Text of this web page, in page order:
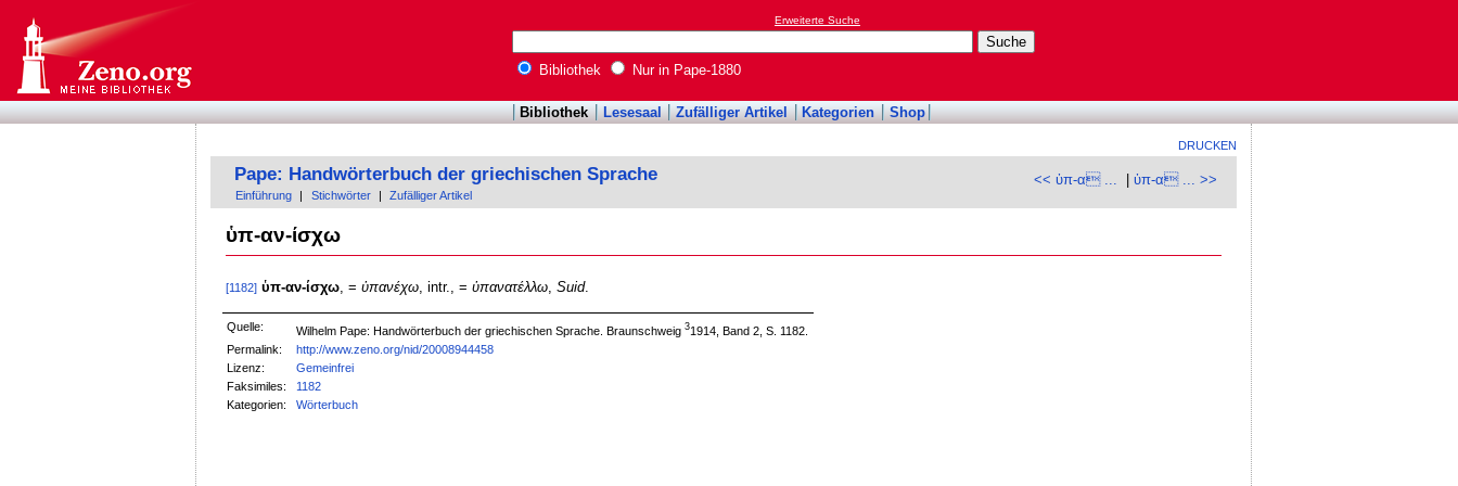
Erweiterte Suche
Bibliothek Nur in Pape-1880
Bibliothek Lesesaal Zufälliger Artikel Kategorien Shop
DRUCKEN
<< ὑπ-α ... |ὑπ-α ... >>
Pape: Handwörterbuch der griechischen Sprache
Einführung Stichwörter Zufälliger Artikel
ὑπ-αν-ίσχω
[1182] ὑπ-αν-ίσχω, = ὑπανέχω, intr., = ὑπανατέλλω, Suid.
Quelle: Wilhelm Pape: Handwörterbuch der griechischen Sprache. Braunschweig31914, Band 2, S. 1182.
Permalink:
http://www.zeno.org/nid/20008944458
Lizenz:
Gemeinfrei
Faksimiles:
1182
Kategorien:
Wörterbuch